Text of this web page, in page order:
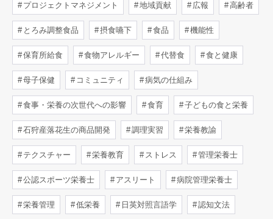
プロジェクトマネジメント 地域貢献 広報 高齢者
とろみ調整食品 摂食嚥下 食品 機能性
保育所給食 食物アレルギー 代替食 食と健康
母子保健 コミュニティ 病気の仕組み
食事・栄養の次世代への影響 食育 子どもの食と栄養
石狩産落花生の商品開発 調理実習 栄養教諭
テクスチャー 栄養教育 ストレス 管理栄養士
公認スポーツ栄養士 アスリート 病院管理栄養士
栄養管理 低栄養 日英対照言語学 認知文法